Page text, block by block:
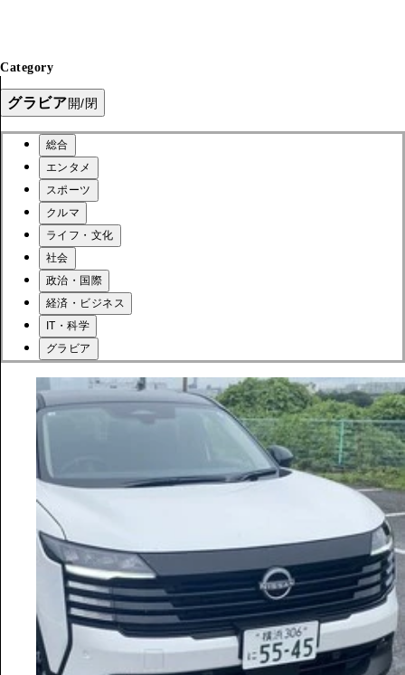
Category
グラビア開/閉
総合
エンタメ
スポーツ
クルマ
ライフ・文化
社会
政治・国際
経済・ビジネス
IT・科学
グラビア